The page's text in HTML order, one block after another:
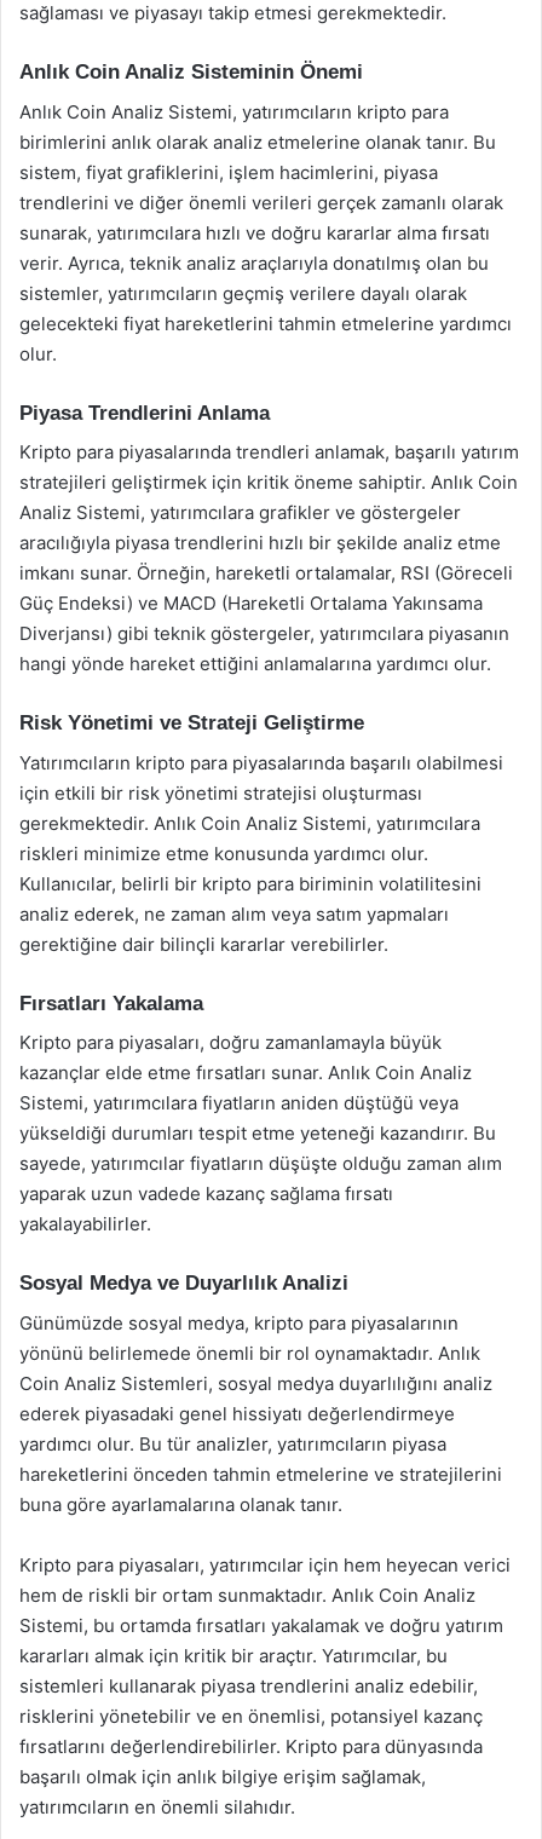
sağlaması ve piyasayı takip etmesi gerekmektedir.
Anlık Coin Analiz Sisteminin Önemi
Anlık Coin Analiz Sistemi, yatırımcıların kripto para
birimlerini anlık olarak analiz etmelerine olanak tanır. Bu
sistem, fiyat grafiklerini, işlem hacimlerini, piyasa
trendlerini ve diğer önemli verileri gerçek zamanlı olarak
sunarak, yatırımcılara hızlı ve doğru kararlar alma fırsatı
verir. Ayrıca, teknik analiz araçlarıyla donatılmış olan bu
sistemler, yatırımcıların geçmiş verilere dayalı olarak
gelecekteki fiyat hareketlerini tahmin etmelerine yardımcı
olur.
Piyasa Trendlerini Anlama
Kripto para piyasalarında trendleri anlamak, başarılı yatırım
stratejileri geliştirmek için kritik öneme sahiptir. Anlık Coin
Analiz Sistemi, yatırımcılara grafikler ve göstergeler
aracılığıyla piyasa trendlerini hızlı bir şekilde analiz etme
imkanı sunar. Örneğin, hareketli ortalamalar, RSI (Göreceli
Güç Endeksi) ve MACD (Hareketli Ortalama Yakınsama
Diverjansı) gibi teknik göstergeler, yatırımcılara piyasanın
hangi yönde hareket ettiğini anlamalarına yardımcı olur.
Risk Yönetimi ve Strateji Geliştirme
Yatırımcıların kripto para piyasalarında başarılı olabilmesi
için etkili bir risk yönetimi stratejisi oluşturması
gerekmektedir. Anlık Coin Analiz Sistemi, yatırımcılara
riskleri minimize etme konusunda yardımcı olur.
Kullanıcılar, belirli bir kripto para biriminin volatilitesini
analiz ederek, ne zaman alım veya satım yapmaları
gerektiğine dair bilinçli kararlar verebilirler.
Fırsatları Yakalama
Kripto para piyasaları, doğru zamanlamayla büyük
kazançlar elde etme fırsatları sunar. Anlık Coin Analiz
Sistemi, yatırımcılara fiyatların aniden düştüğü veya
yükseldiği durumları tespit etme yeteneği kazandırır. Bu
sayede, yatırımcılar fiyatların düşüşte olduğu zaman alım
yaparak uzun vadede kazanç sağlama fırsatı
yakalayabilirler.
Sosyal Medya ve Duyarlılık Analizi
Günümüzde sosyal medya, kripto para piyasalarının
yönünü belirlemede önemli bir rol oynamaktadır. Anlık
Coin Analiz Sistemleri, sosyal medya duyarlılığını analiz
ederek piyasadaki genel hissiyatı değerlendirmeye
yardımcı olur. Bu tür analizler, yatırımcıların piyasa
hareketlerini önceden tahmin etmelerine ve stratejilerini
buna göre ayarlamalarına olanak tanır.
Kripto para piyasaları, yatırımcılar için hem heyecan verici
hem de riskli bir ortam sunmaktadır. Anlık Coin Analiz
Sistemi, bu ortamda fırsatları yakalamak ve doğru yatırım
kararları almak için kritik bir araçtır. Yatırımcılar, bu
sistemleri kullanarak piyasa trendlerini analiz edebilir,
risklerini yönetebilir ve en önemlisi, potansiyel kazanç
fırsatlarını değerlendirebilirler. Kripto para dünyasında
başarılı olmak için anlık bilgiye erişim sağlamak,
yatırımcıların en önemli silahıdır.